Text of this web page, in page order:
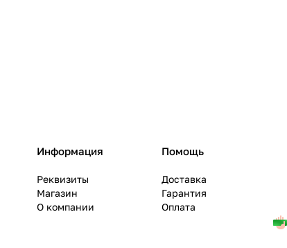
Информация
Реквизиты
Магазин
О компании
Помощь
Доставка
Гарантия
Оплата